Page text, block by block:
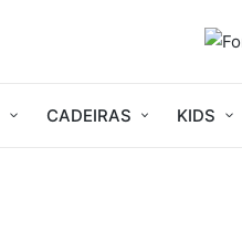
CADEIRAS KIDS